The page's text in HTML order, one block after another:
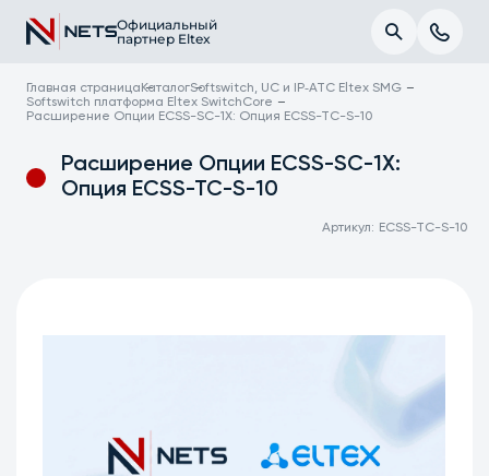
Официальный
партнер Eltex
Главная страница КаталогSoftswitch, UC и IP‑АТС Eltex SMG
Softswitch платформа Eltex SwitchCore
Расширение Опции ECSS-SC-1X: Опция ECSS-TC-S-10
Расширение Опции ECSS-SC-1X:
Опция ECSS-TC-S-10
Артикул: ECSS-TC-S-10